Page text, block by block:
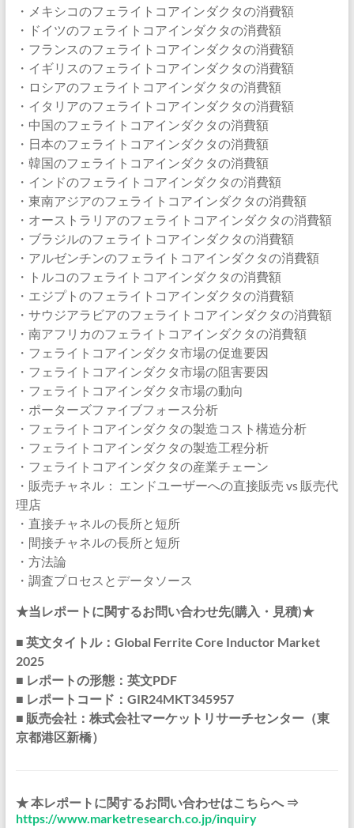
・メキシコのフェライトコアインダクタの消費額
・ドイツのフェライトコアインダクタの消費額
・フランスのフェライトコアインダクタの消費額
・イギリスのフェライトコアインダクタの消費額
・ロシアのフェライトコアインダクタの消費額
・イタリアのフェライトコアインダクタの消費額
・中国のフェライトコアインダクタの消費額
・日本のフェライトコアインダクタの消費額
・韓国のフェライトコアインダクタの消費額
・インドのフェライトコアインダクタの消費額
・東南アジアのフェライトコアインダクタの消費額
・オーストラリアのフェライトコアインダクタの消費額
・ブラジルのフェライトコアインダクタの消費額
・アルゼンチンのフェライトコアインダクタの消費額
・トルコのフェライトコアインダクタの消費額
・エジプトのフェライトコアインダクタの消費額
・サウジアラビアのフェライトコアインダクタの消費額
・南アフリカのフェライトコアインダクタの消費額
・フェライトコアインダクタ市場の促進要因
・フェライトコアインダクタ市場の阻害要因
・フェライトコアインダクタ市場の動向
・ポーターズファイブフォース分析
・フェライトコアインダクタの製造コスト構造分析
・フェライトコアインダクタの製造工程分析
・フェライトコアインダクタの産業チェーン
・販売チャネル： エンドユーザーへの直接販売 vs 販売代
理店
・直接チャネルの長所と短所
・間接チャネルの長所と短所
・方法論
・調査プロセスとデータソース
★当レポートに関するお問い合わせ先(購入・見積)★
■ 英文タイトル：Global Ferrite Core Inductor Market
2025
■ レポートの形態：英文PDF
■ レポートコード：GIR24MKT345957
■ 販売会社：株式会社マーケットリサーチセンター（東
京都港区新橋）
★ 本レポートに関するお問い合わせはこちらへ ⇒
https://www.marketresearch.co.jp/inquiry